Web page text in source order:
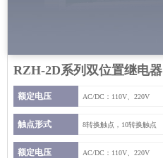
RZH-2D系列双位置继电器
额定电压 AC/DC：110V、220V
触点形式 8转换触点，10转换触点
额定电压 AC/DC：110V、220V